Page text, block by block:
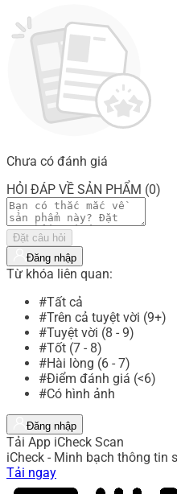
Chưa có đánh giá
HỎI ĐÁP VỀ SẢN PHẨM (0)
Đặt câu hỏi
Đăng nhập
Từ khóa liên quan:
#Tất cả
#Trên cả tuyệt vời (9+)
#Tuyệt vời (8 - 9)
#Tốt (7 - 8)
#Hài lòng (6 - 7)
#Điểm đánh giá (<6)
#Có hình ảnh
Đăng nhập
Tải App iCheck Scan
iCheck - Minh bạch thông tin
Tải ngay